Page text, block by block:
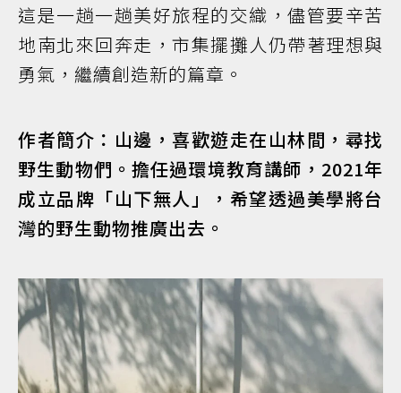
這是一趟一趟美好旅程的交織，儘管要辛苦
地南北來回奔走，市集擺攤人仍帶著理想與
勇氣，繼續創造新的篇章。
作者簡介：山邊，喜歡遊走在山林間，尋找
野生動物們。擔任過環境教育講師，2021年
成立品牌「山下無人」，希望透過美學將台
灣的野生動物推廣出去。